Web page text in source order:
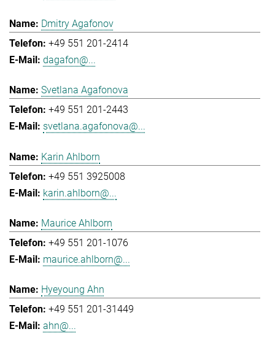
Dmitry Agafonov
+49 551 201-2414
dagafon@...
Svetlana Agafonova
+49 551 201-2443
svetlana.agafonova@...
Karin Ahlborn
+49 551 3925008
karin.ahlborn@...
Maurice Ahlborn
+49 551 201-1076
maurice.ahlborn@...
Hyeyoung Ahn
+49 551 201-31449
ahn@...